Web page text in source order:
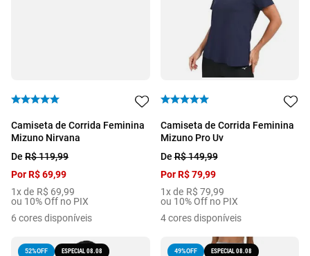
Camiseta de Corrida Feminina
Mizuno Nirvana
De R$119,99
PorR$69,99
1x de R$ 69,99
ou 10% Off no PIX
6 cores disponíveis
Camiseta de Corrida Feminina
Mizuno Pro Uv
DeR$149,99
PorR$ 79,99
1x de R$ 79,99
ou 10% Off no PIX
4 cores disponíveis
52%OFF ESPECIAL 08.08 49%OFF ESPECIAL 08.08